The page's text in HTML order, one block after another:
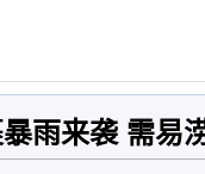
雨来袭 需易